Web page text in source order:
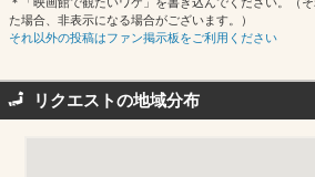
た場合、非表示になる場合がございます。）
それ以外の投稿はファン掲示板をご利用ください
リクエストの地域分布